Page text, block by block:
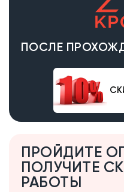
ПОСЛЕ
ПРОЙДИТЕ
ПОЛУЧИТЕ
РАБОТЫ